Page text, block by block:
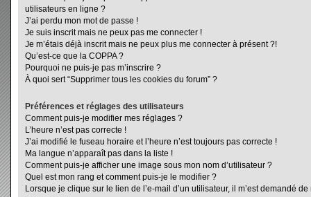
utilisateurs en ligne ?
J’ai perdu mon mot de passe !
Je suis inscrit mais ne peux pas me connecter !
Je m’étais déjà inscrit mais ne peux plus me connecter à présent ?!
Qu’est-ce que la COPPA ?
Pourquoi ne puis-je pas m’inscrire ?
À quoi sert “Supprimer tous les cookies du forum” ?
Préférences et réglages des utilisateurs
Comment puis-je modifier mes réglages ?
L’heure n’est pas correcte !
J’ai modifié le fuseau horaire et l’heure n’est toujours pas correcte !
Ma langue n’apparaît pas dans la liste !
Comment puis-je afficher une image sous mon nom d’utilisateur ?
Quel est mon rang et comment puis-je le modifier ?
Lorsque je clique sur le lien de l’e-mail d’un utilisateur, il m’est demandé de